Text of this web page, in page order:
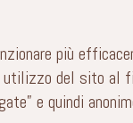
più
del sito al
e quindi